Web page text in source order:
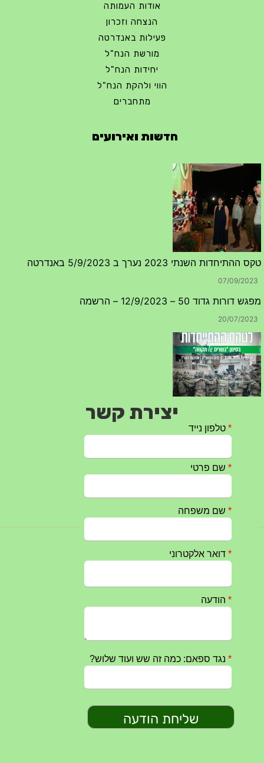
אודות העמותה
הנצחה וזכרון
פעילות באנדרטה
מורשת הנח"ל
יחידות הנח"ל
הווי ולהקת הנח"ל
מתחברים
חדשות ואירועים
טקס ההתיחדות השנתי 2023 נערך ב 5/9/2023 באנדרטה
07/09/2023
מפגש דורות גדוד 50 – 12/9/2023 – הרשמה
טקס ההתיחדות עם החללים לשנת 2025 – 10 יוני 2025
מופע הגבעטרון ב 10.10.2024 נדחה בשל המצב הבטחוני
חרבות ברזל – הודעה 1 – 14.10.2023
טקס ההתיחדות השנתי 2023 נערך ב 5/9/2023 באנדרטה
יצירת קשר